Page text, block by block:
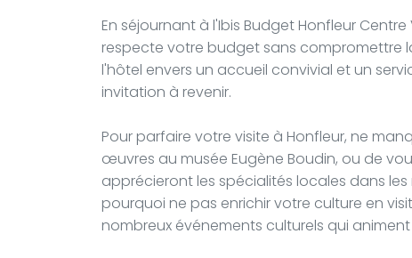
En séjournant à l'Ibis Budget Honfleur
respecte votre budget sans compromettre
l'hôtel envers un accueil convivial et un
invitation à revenir.
Pour parfaire votre visite à Honfleur, ne
œuvres au musée Eugène Boudin, ou de
apprécieront les spécialités locales dans
pourquoi ne pas enrichir votre culture en
nombreux événements culturels qui